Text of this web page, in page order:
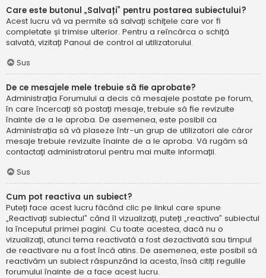
Care este butonul „Salvați” pentru postarea subiectului?
Acest lucru vă va permite să salvați schițele care vor fi
completate și trimise ulterior. Pentru a reîncărca o schiță
salvată, vizitați Panoul de control al utilizatorului.
Sus
De ce mesajele mele trebuie să fie aprobate?
Administrația Forumului a decis că mesajele postate pe forum,
în care încercați să postați mesaje, trebuie să fie revizuite
înainte de a le aproba. De asemenea, este posibil ca
Administrația să vă plaseze într-un grup de utilizatori ale căror
mesaje trebuie revizuite înainte de a le aproba. Vă rugăm să
contactați administratorul pentru mai multe informații.
Sus
Cum pot reactiva un subiect?
Puteți face acest lucru făcând clic pe linkul care spune
„Reactivați subiectul” când îl vizualizați, puteți „reactiva” subiectul
la începutul primei pagini. Cu toate acestea, dacă nu o
vizualizați, atunci tema reactivată a fost dezactivată sau timpul
de reactivare nu a fost încă atins. De asemenea, este posibil să
reactivăm un subiect răspunzând la acesta, însă citiți regulile
forumului înainte de a face acest lucru.